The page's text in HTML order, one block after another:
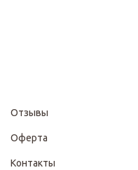
Отзывы
Оферта
Контакты